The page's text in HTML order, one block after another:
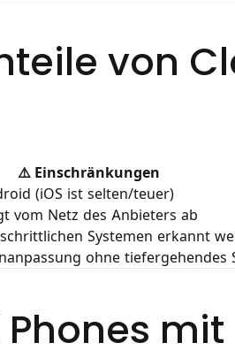
von
⚠️ Einschränkungen
(iOS ist selten/teuer)
vom Netz des Anbieters ab
Systemen erkannt
ohne tiefergehendes